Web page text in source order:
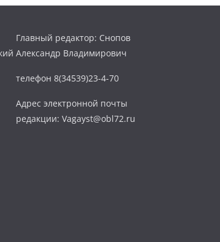
Главный редактор: Снопов
Александр Владимирович
телефон 8(34539)23-4-70
Адрес электронной почты
редакции: Vagayst@obl72.ru